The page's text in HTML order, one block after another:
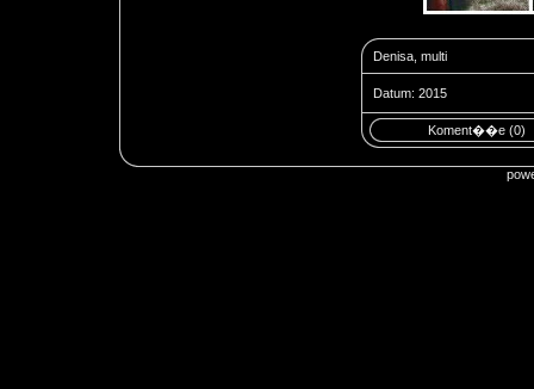
Denisa, multi
Datum: 2015
Koment��e (0)